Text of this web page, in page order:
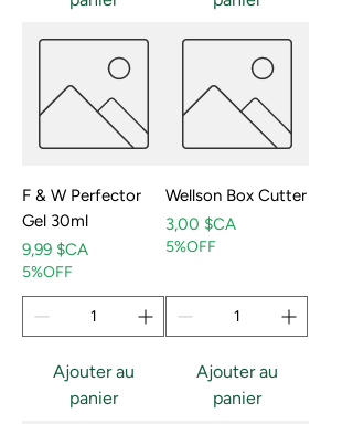
F & W Perfector
Gel 30ml
Prix
9,99 $CA
5%OFF
Ajouter au
panier
Wellson Box Cutter
Prix
3,00 $CA
5%OFF
Ajouter au
panier